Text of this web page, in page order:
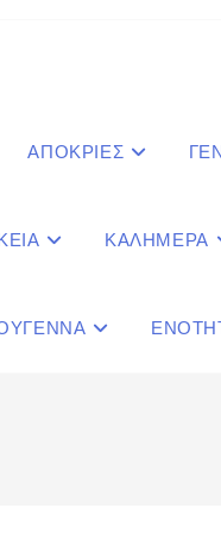
ΑΠΟΚΡΙΕΣ
ΚΑΛΗΜΕΡΑ